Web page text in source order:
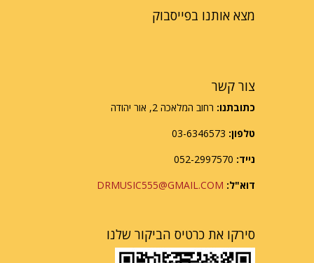
מצא אותנו בפייסבוק
צור קשר
כתובתנו: רחוב המלאכה 2, אור יהודה
טלפון:
נייד:
דוא"ל: DRMUSIC555@GMAIL.COM
סירקו את כרטיס הביקור שלנו